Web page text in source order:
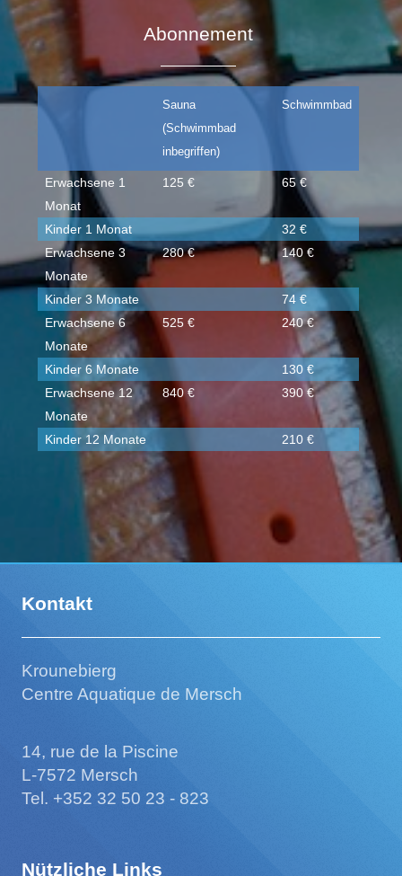
Abonnement
Sauna
(Schwimmbad
inbegriffen)
Schwimmbad
Erwachsene 1
Monat
125 € 65 €
Kinder 1 Monat
32 €
Erwachsene 3
Monate
280 € 140 €
Kinder 3 Monate
74 €
Erwachsene 6
Monate
525 € 240 €
Kinder 6 Monate
130 €
Erwachsene 12
Monate
840 € 390 €
Kinder 12 Monate 210 €
Kontakt
Krounebierg
Centre Aquatique de Mersch
14, rue de la Piscine
L-7572 Mersch
Tel. +352 32 50 23 - 823
Nützliche Links